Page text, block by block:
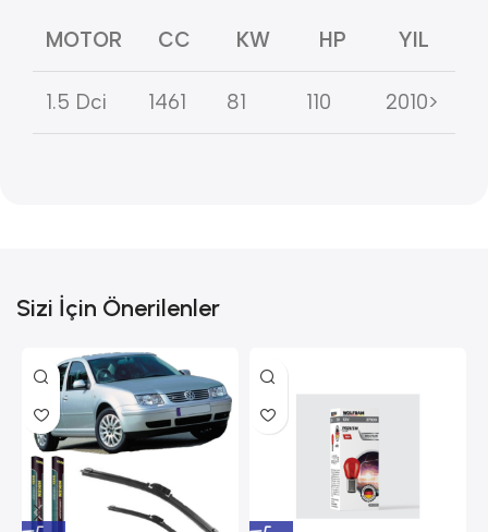
MOTOR CC KW HP YIL
1.5 Dci 1461 81 110 2010>
Sizi İçin Önerilenler